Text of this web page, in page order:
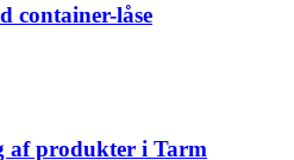
container-låse
af produkter i Tarm